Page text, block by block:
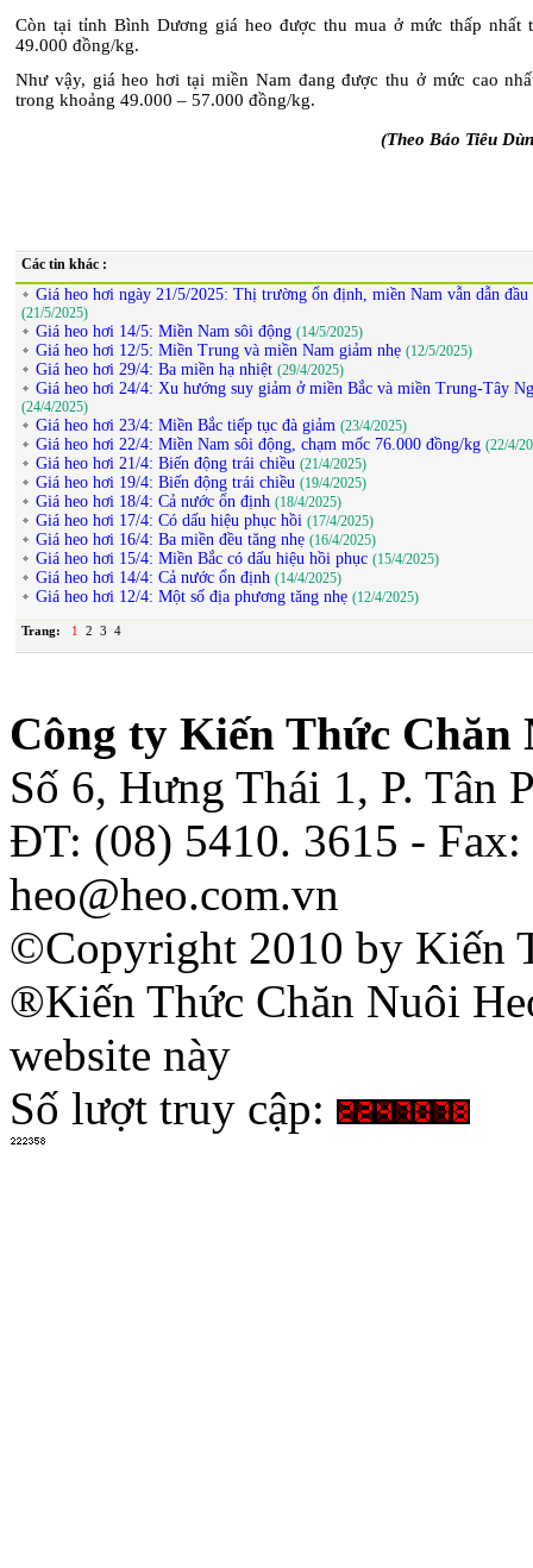
Còn tại tỉnh Bình Dương giá heo được thu mua ở mức thấp nhất
49.000 đồng/kg.
Như vậy, giá heo hơi tại miền Nam đang được thu ở mức cao
trong khoảng 49.000 – 57.000 đồng/kg.
(Theo Báo Tiêu
Các tin khác :
Giá heo hơi ngày 21/5/2025: Thị trường ổn định, miền Nam vẫn dẫn
(21/5/2025)
Giá heo hơi 14/5: Miền Nam sôi động (14/5/2025)
Giá heo hơi 12/5: Miền Trung và miền Nam giảm nhẹ (12/5/2025)
Giá heo hơi 29/4: Ba miền hạ nhiệt (29/4/2025)
Giá heo hơi 24/4: Xu hướng suy giảm ở miền Bắc và miền Trung-Tây
(24/4/2025)
Giá heo hơi 23/4: Miền Bắc tiếp tục đà giảm (23/4/2025)
Giá heo hơi 22/4: Miền Nam sôi động, chạm mốc 76.000 đồng/kg (22/4/
Giá heo hơi 21/4: Biến động trái chiều (21/4/2025)
Giá heo hơi 19/4: Biến động trái chiều (19/4/2025)
Giá heo hơi 18/4: Cả nước ổn định (18/4/2025)
Giá heo hơi 17/4: Có dấu hiệu phục hồi (17/4/2025)
Giá heo hơi 16/4: Ba miền đều tăng nhẹ (16/4/2025)
Giá heo hơi 15/4: Miền Bắc có dấu hiệu hồi phục (15/4/2025)
Giá heo hơi 14/4: Cả nước ổn định (14/4/2025)
Giá heo hơi 12/4: Một số địa phương tăng nhẹ (12/4/2025)
Trang: 1 2 3 4
Công ty Kiến Thức Chăn
Số 6, Hưng Thái 1, P. Tân
ĐT: (08) 5410. 3615 -
heo@heo.com.vn
©Copyright 2010 by Kiến
®Kiến Thức Chăn Nuôi
website này
Số lượt truy cập: